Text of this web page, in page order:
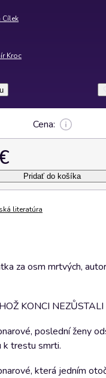
Cílek
Kroc
Cena:
Pridať do košíka
literatúra
za osm mrtvých,
KONCI
poslední ženy
k trestu smrti.
která jedním